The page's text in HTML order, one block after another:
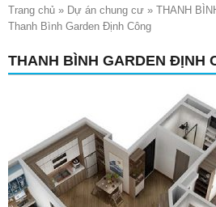
Trang chủ » Dự án chung cư » THANH
Thanh Bình Garden Định Công
THANH BÌNH GARDEN ĐỊNH